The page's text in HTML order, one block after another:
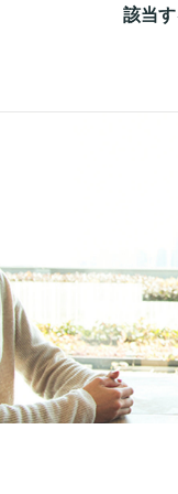
該当